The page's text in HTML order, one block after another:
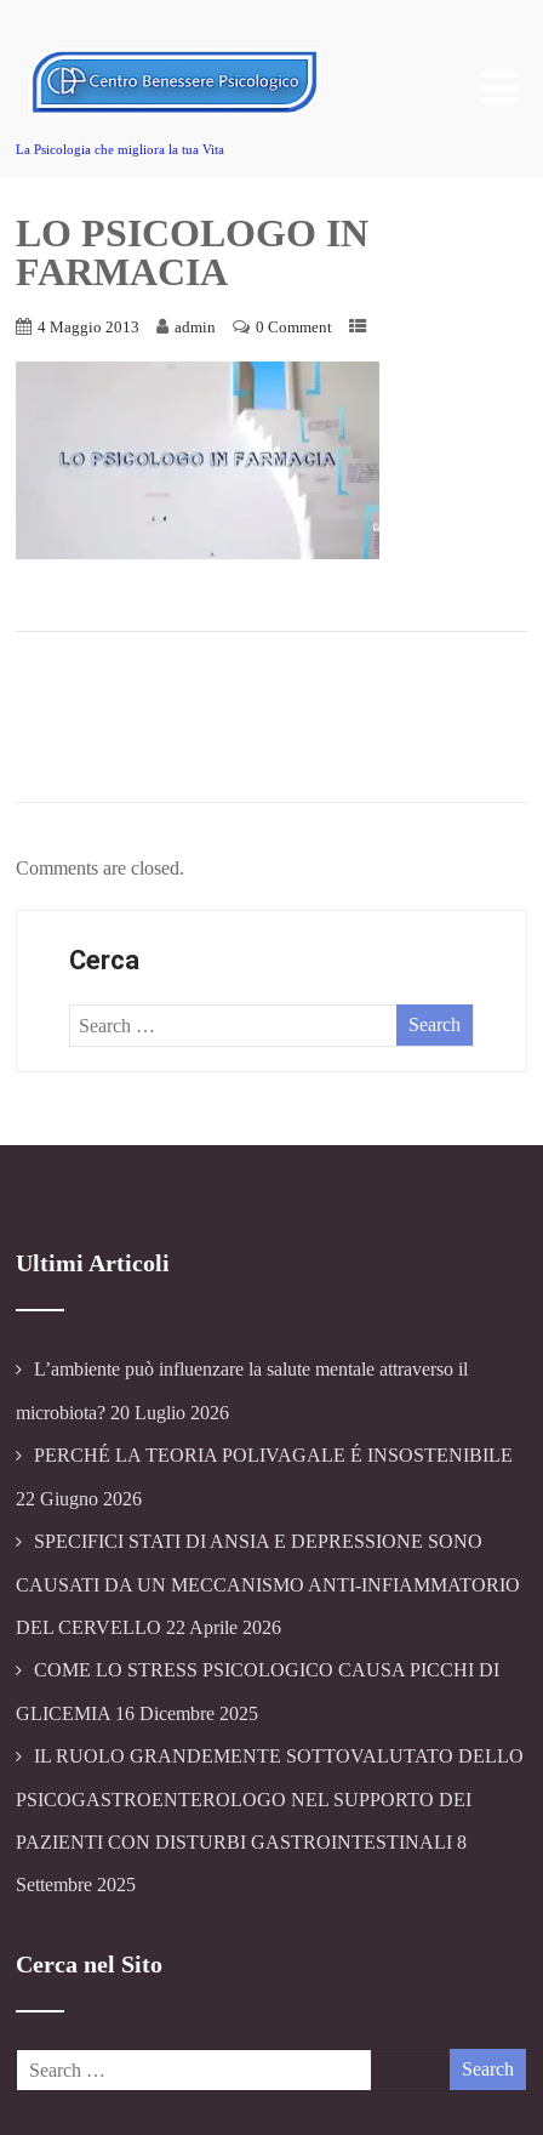
La Psicologia che migliora la tua Vita
LO PSICOLOGO IN
FARMACIA
4 Maggio 2013 admin 0 Comment
Comments are closed.
Cerca
Ultimi Articoli
L’ambiente può influenzare la salute mentale attraverso il
microbiota? 20 Luglio 2026
PERCHÉ LA TEORIA POLIVAGALE É INSOSTENIBILE
22 Giugno 2026
SPECIFICI STATI DI ANSIA E DEPRESSIONE SONO
CAUSATI DA UN MECCANISMO ANTI-INFIAMMATORIO
DEL CERVELLO 22 Aprile 2026
COME LO STRESS PSICOLOGICO CAUSA PICCHI DI
GLICEMIA 16 Dicembre 2025
IL RUOLO GRANDEMENTE SOTTOVALUTATO DELLO
PSICOGASTROENTEROLOGO NEL SUPPORTO DEI
PAZIENTI CON DISTURBI GASTROINTESTINALI 8
Settembre 2025
Cerca nel Sito